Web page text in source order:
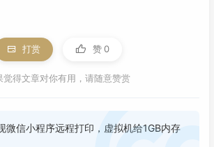
打赏 赞 0
觉得文章对你有用，请随意赞赏
微信小程序远程打印，虚拟机给1GB内存